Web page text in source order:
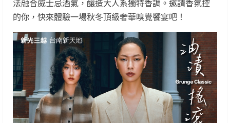
法融合威士忌酒氣，釀造大人系獨特香調。邀請香氛控
的你，快來體驗一場秋冬頂級奢華嗅覺饗宴吧！